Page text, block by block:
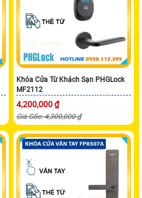
Khóa Cửa Từ Khách Sạn PHGLock
MF2112
4,200,000 ₫
Giá Gốc: 4,300,000 ₫